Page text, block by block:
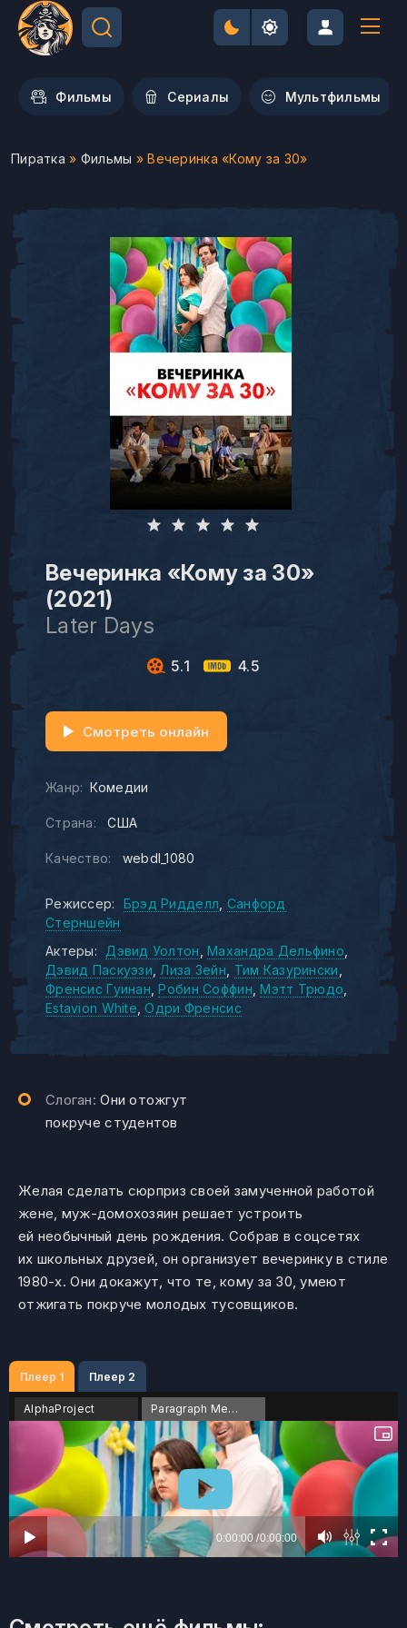
Фильмы Сериалы Мультфильмы
Пиратка » Фильмы » Вечеринка «Кому за 30»
Вечеринка «Кому за 30»
(2021)
Later Days
5.1 4.5
Жанр: Комедии
Страна: США
Качество: webdl_1080
Смотреть онлайн
Режиссер: Брэд Ридделл Санфорд
Стерншейн
Актеры:
Дэвид Уолтон Махандра Дельфино
Дэвид Паскуэзи Лиза Зейн
Тим Казурински
Френсис Гуинан Робин Соффин Мэтт Трюдо
Estavion White Одри Френсис
Слоган: Они отожгут
покруче студентов
Желая сделать сюрприз своей замученной работой
жене, муж-домохозяин решает устроить
ей необычный день рождения. Собрав в соцсетях
их школьных друзей, он организует вечеринку в стиле
1980-х. Они докажут, что те, кому за 30, умеют
отжигать покруче молодых тусовщиков.
Плеер 1 Плеер 2
AlphaProject Paragraph Media